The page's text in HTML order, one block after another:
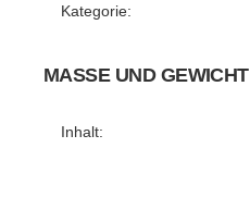
Produkteigenschaft
Wert
Kategorie:
MASSE UND GEWICHT
Inhalt: